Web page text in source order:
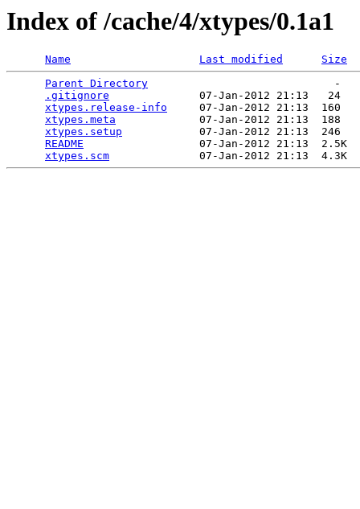
Index of /cache/4/xtypes/0.1a1
Name Last modified
Size
Parent Directory
                             -
.gitignore
              07-Jan-2012 21:13   24
xtypes.release-info
     07-Jan-2012 21:13  160
xtypes.meta
             07-Jan-2012 21:13  188
xtypes.setup
            07-Jan-2012 21:13  246
README
                  07-Jan-2012 21:13  2.5K
xtypes.scm